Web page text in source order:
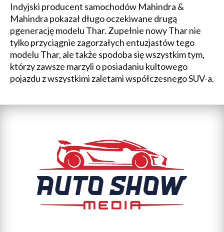
Indyjski producent samochodów Mahindra &
Mahindra pokazał długo oczekiwane drugą
pgenerację modelu Thar. Zupełnie nowy Thar nie
tylko przyciągnie zagorzałych entuzjastów tego
modelu Thar, ale także spodoba się wszystkim tym,
którzy zawsze marzyli o posiadaniu kultowego
pojazdu z wszystkimi zaletami współczesnego SUV-a.